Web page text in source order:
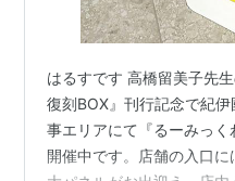
はるすです 高橋留美子先
復刻BOX』刊行記念で紀
事エリアにて『るーみっ
開催中です。店舗の入口